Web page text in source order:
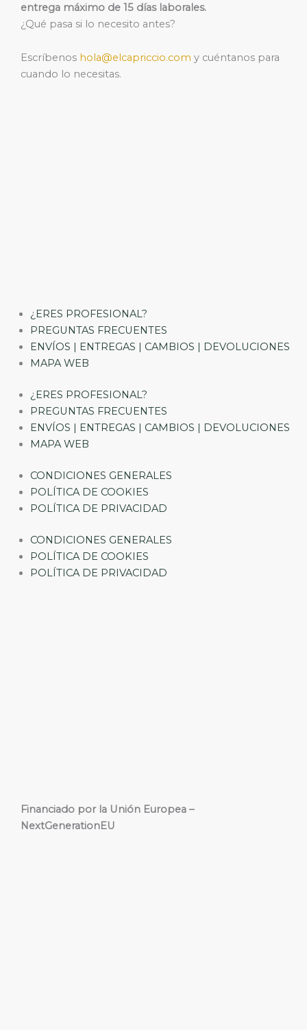
entrega máximo de 15 días laborales.
¿Qué pasa si lo necesito antes?
Escríbenos hola@elcapriccio.com y cuéntanos para
cuando lo necesitas.
¿ERES PROFESIONAL?
PREGUNTAS FRECUENTES
ENVÍOS | ENTREGAS | CAMBIOS | DEVOLUCIONES
MAPA WEB
¿ERES PROFESIONAL?
PREGUNTAS FRECUENTES
ENVÍOS | ENTREGAS | CAMBIOS | DEVOLUCIONES
MAPA WEB
CONDICIONES GENERALES
POLÍTICA DE COOKIES
POLÍTICA DE PRIVACIDAD
CONDICIONES GENERALES
POLÍTICA DE COOKIES
POLÍTICA DE PRIVACIDAD
Financiado por la Unión Europea –
NextGenerationEU